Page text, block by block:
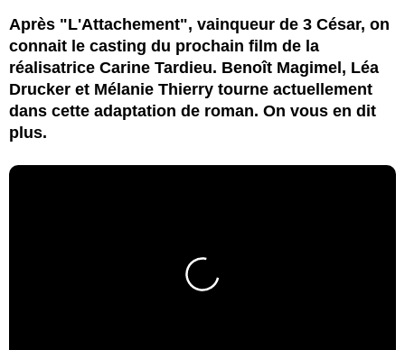
Après "L'Attachement", vainqueur de 3 César, on
connait le casting du prochain film de la
réalisatrice Carine Tardieu. Benoît Magimel, Léa
Drucker et Mélanie Thierry tourne actuellement
dans cette adaptation de roman. On vous en dit
plus.